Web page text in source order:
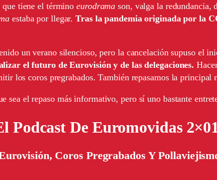
que tiene el términoeurodrama son, valga la redundancia,
estaba por llegar.Tras la pandemia originada por la
un verano silencioso, pero la cancelación supuso el
el futuro de Eurovisión y de las delegaciones.
los coros pregrabados. También repasamos la
sea el repaso más informativo, pero sí uno bastante
Podcast De Euromovidas
Coros Pregrabados Y